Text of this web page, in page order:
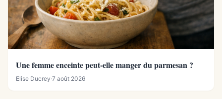
Une femme enceinte peut-elle manger du parmesan ?
Elise Ducrey·7 août 2026